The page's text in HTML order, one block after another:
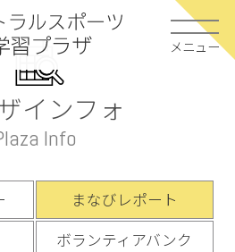
メニュー
インフォ
Info
まなびレポート
ボランティアバンク